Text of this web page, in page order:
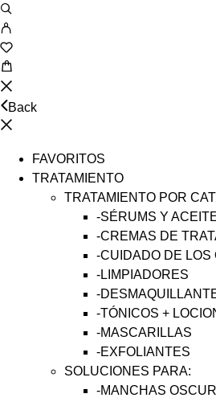
Back
FAVORITOS
TRATAMIENTO
TRATAMIENTO POR
-SÉRUMS Y
-CREMAS DE
-CUIDADO DE LOS
-LIMPIADORES
-
-TÓNICOS +
-MASCARILLAS
-EXFOLIANTES
SOLUCIONES PARA:
-MANCHAS